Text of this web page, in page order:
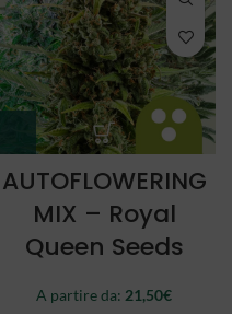
AUTOFLOWERING
MIX – Royal
Queen Seeds
A partire da: 21,50€